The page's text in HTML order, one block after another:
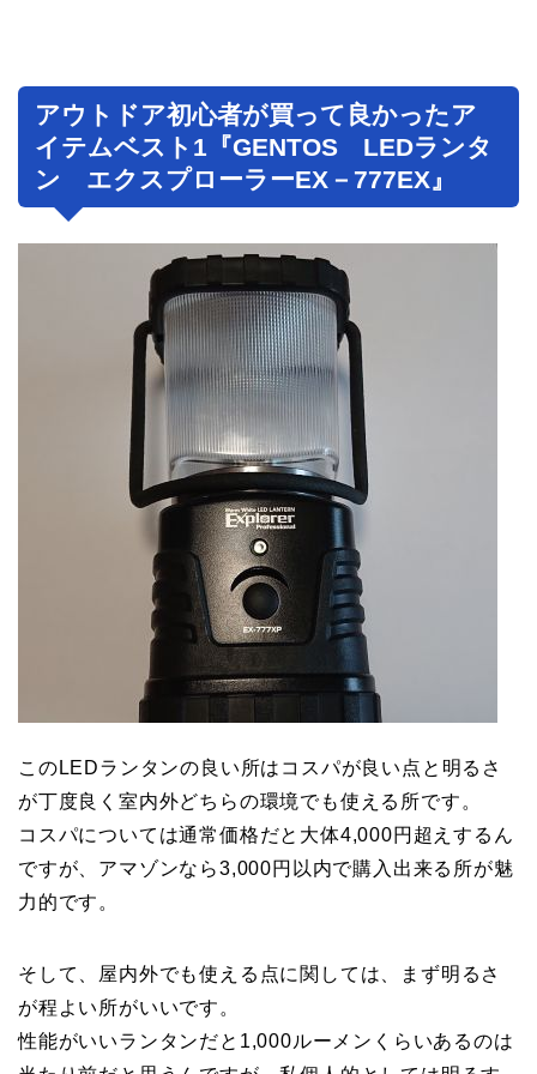
アウトドア初心者が買って良かったア
イテムベスト1『GENTOS LEDランタ
ン エクスプローラーEX－777EX』
このLEDランタンの良い所はコスパが良い点と明るさ
が丁度良く室内外どちらの環境でも使える所です。
コスパについては通常価格だと大体4,000円超えするん
ですが、アマゾンなら3,000円以内で購入出来る所が魅
力的です。
そして、屋内外でも使える点に関しては、まず明るさ
が程よい所がいいです。
性能がいいランタンだと1,000ルーメンくらいあるのは